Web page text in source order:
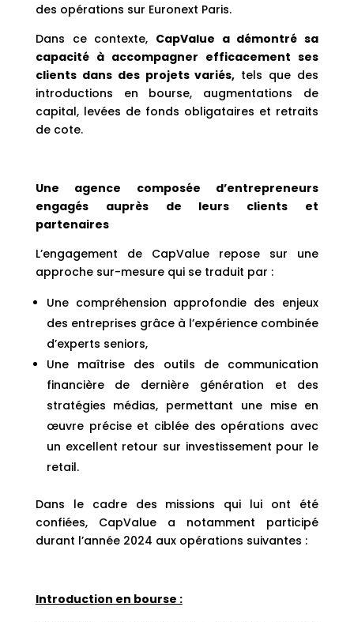
des opérations sur Euronext Paris.
Dans ce contexte, CapValue a démontré sa
capacité à accompagner efficacement ses
clients dans des projets variés, tels que des
introductions en bourse, augmentations de
capital, levées de fonds obligataires et retraits
de cote.
Une agence composée d’entrepreneurs
engagés auprès de leurs clients et
partenaires
L’engagement de CapValue repose sur une
approche sur-mesure qui se traduit par :
Une compréhension approfondie des enjeux
des entreprises grâce à l’expérience combinée
d’experts seniors,
Une maîtrise des outils de communication
financière de dernière génération et des
stratégies médias, permettant une mise en
œuvre précise et ciblée des opérations avec
un excellent retour sur investissement pour le
retail.
Dans le cadre des missions qui lui ont été
confiées, CapValue a notamment participé
durant l’année 2024 aux opérations suivantes :
Introduction en bourse :